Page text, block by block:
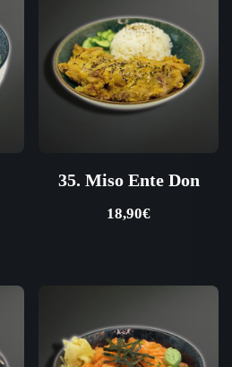
35. Miso Ente Don
18,90€